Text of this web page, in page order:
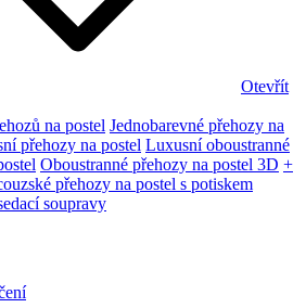
Otevřít
na postel Jednobarevné přehozy na
přehozy na postel Luxusní oboustranné
Oboustranné přehozy na postel 3D +
přehozy na postel s potiskem
soupravy